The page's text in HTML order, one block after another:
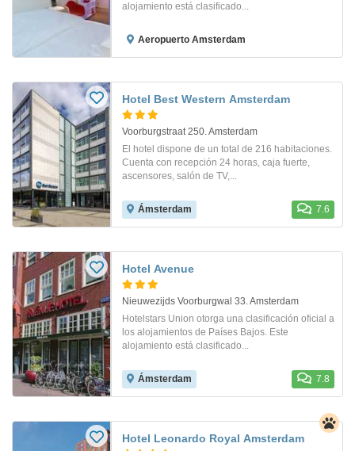
alojamiento está clasificado...
Aeropuerto Amsterdam
Hotel Best Western Amsterdam
Voorburgstraat 250. Amsterdam
El hotel dispone de un total de 216 habitaciones.
Cuenta con recepción 24 horas, caja fuerte,
ascensores, salón de TV,...
Ámsterdam 7.6
Hotel Avenue
Nieuwezijds Voorburgwal 33. Amsterdam
Hotelstars Union otorga una clasificación oficial a
los alojamientos de Países Bajos. Este
alojamiento está clasificado...
Ámsterdam 7.8
Hotel Leonardo Royal Amsterdam